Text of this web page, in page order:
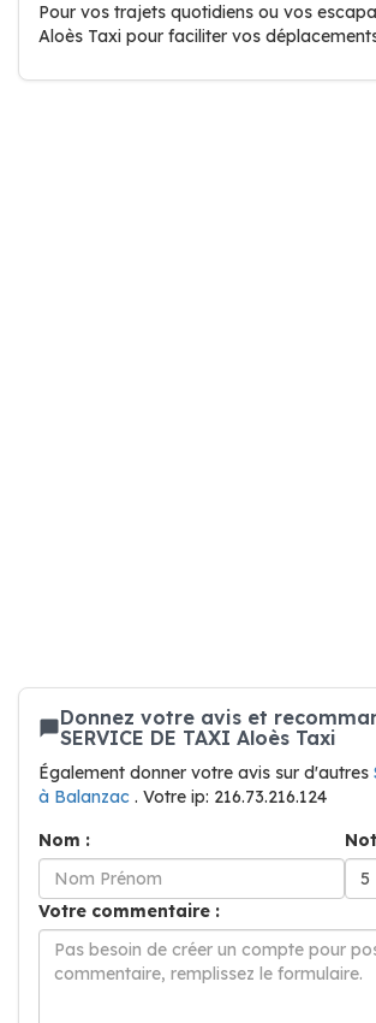
Pour vos trajets quotidiens ou vos
Aloès Taxi pour faciliter vos
Donnez votre avis et
SERVICE DE TAXI Aloès Taxi
Également donner votre avis sur d'autres
à Balanzac . Votre ip: 216.73.216.124
Nom :
Votre commentaire :